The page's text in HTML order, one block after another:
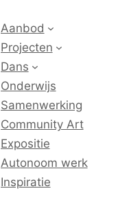
Aanbod
Projecten
Dans
Onderwijs
Samenwerking
Community Art
Expositie
Autonoom werk
Inspiratie